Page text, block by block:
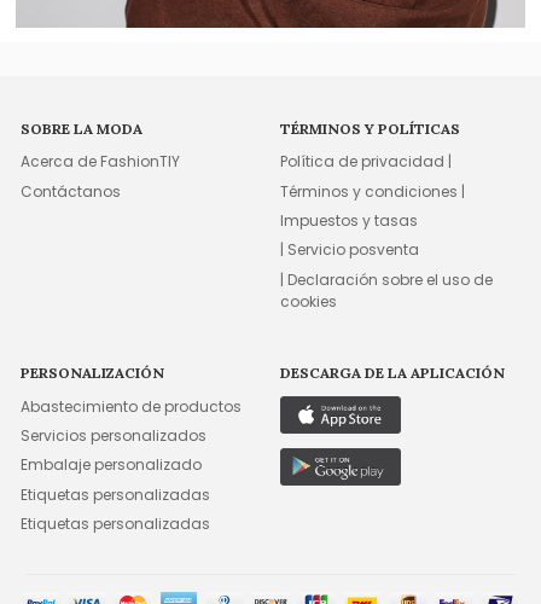
SOBRE LA MODA
Acerca de FashionTIY
Contáctanos
TÉRMINOS Y POLÍTICAS
Política de privacidad |
Términos y condiciones |
Impuestos y tasas
| Servicio posventa
| Declaración sobre el uso de
cookies
PERSONALIZACIÓN
Abastecimiento de productos
Servicios personalizados
Embalaje personalizado
Etiquetas personalizadas
Etiquetas personalizadas
DESCARGA DE LA APLICACIÓN